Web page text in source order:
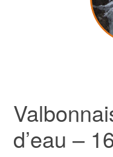
d’eau –